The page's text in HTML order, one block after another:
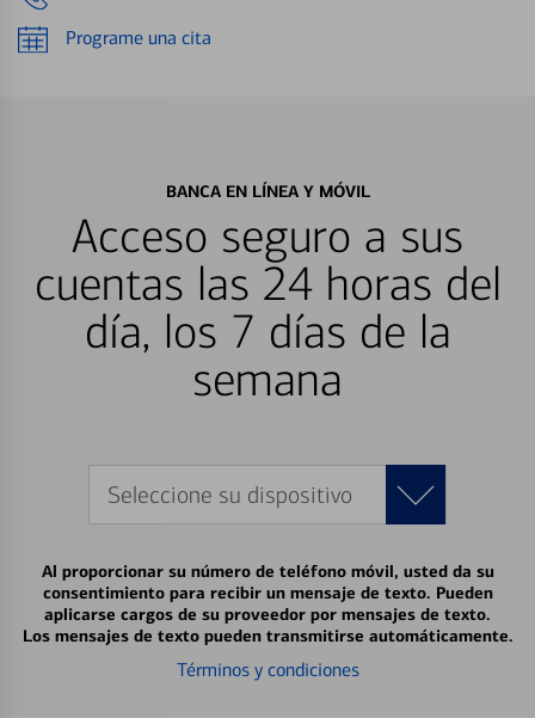
Programe una cita
BANCA EN LÍNEA Y MÓVIL
Acceso seguro a sus
cuentas las 24 horas del
día, los 7 días de la
semana
Seleccione su dispositivo
Al proporcionar su número de teléfono móvil, usted da su
consentimiento para recibir un mensaje de texto. Pueden
aplicarse cargos de su proveedor por mensajes de texto.
Los mensajes de texto pueden transmitirse automáticamente.
Términos y condiciones